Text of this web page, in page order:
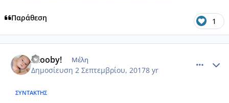
Παράθεση 1
Scooby! Μέλη
Δημοσίευση 2 Σεπτεμβρίου, 20178 yr
ΣΥΝΤΆΚΤΗΣ